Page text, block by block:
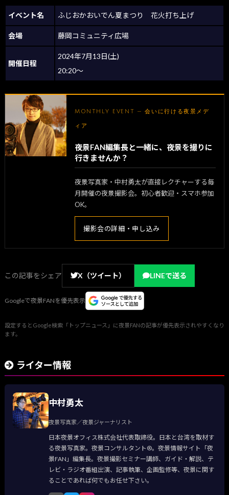
イベント名 ふじおかおいでん夏まつり 花火打ち上げ
会場 藤岡コミュニティ広場
開催日程
2024年7月13日(土)
20:20～
MONTHLY EVENT — 会いに行ける夜景メデ
ィア
夜景FAN編集長と一緒に、夜景を撮りに
行きませんか？
夜景写真家・中村勇太が直接レクチャーする毎
月開催の夜景撮影会。初心者歓迎・スマホ参加
OK。
撮影会の詳細・申し込み
この記事をシェア X（ツイート） LINEで送る
Googleで夜景FANを優先表示
設定するとGoogle検索「トップニュース」に夜景FANの記事が優先表示されやすくなり
ます。
ライター情報
中村勇太
夜景写真家／夜景ジャーナリスト
日本夜景オフィス株式会社代表取締役。日本と台湾を取材す
る夜景写真家。夜景コンサルタント®。夜景情報サイト「夜
景FAN」編集長。夜景撮影セミナー講師、ガイド・解説、テ
レビ・ラジオ番組出演、記事執筆、企画監修等、夜景に関す
ることであれば何でもお任せ下さい。